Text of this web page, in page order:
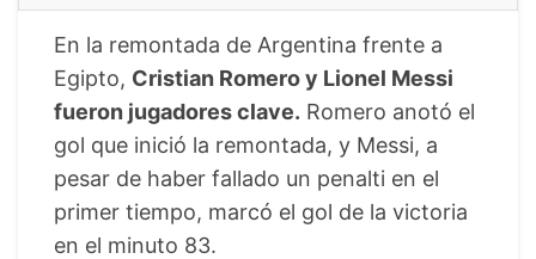
En la remontada de Argentina frente a
Egipto, Cristian Romero y Lionel Messi
fueron jugadores clave. Romero anotó el
gol que inició la remontada, y Messi, a
pesar de haber fallado un penalti en el
primer tiempo, marcó el gol de la victoria
en el minuto 83.